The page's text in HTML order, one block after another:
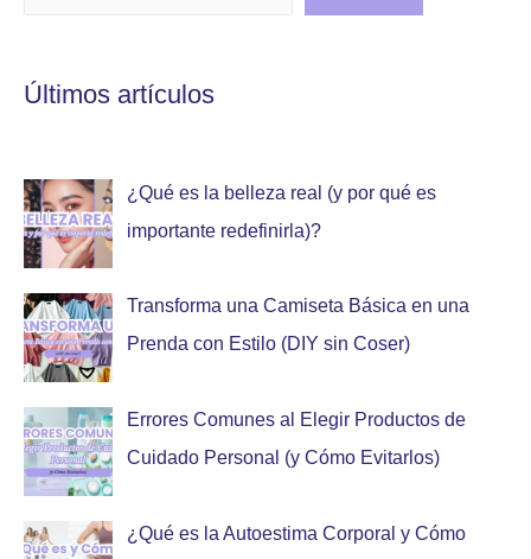
Últimos artículos
¿Qué es la belleza real (y por qué es
importante redefinirla)?
Transforma una Camiseta Básica en una
Prenda con Estilo (DIY sin Coser)
Errores Comunes al Elegir Productos de
Cuidado Personal (y Cómo Evitarlos)
¿Qué es la Autoestima Corporal y Cómo